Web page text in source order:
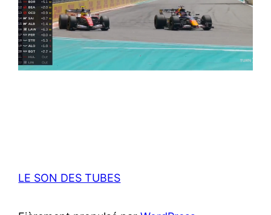
LE SON DES TUBES